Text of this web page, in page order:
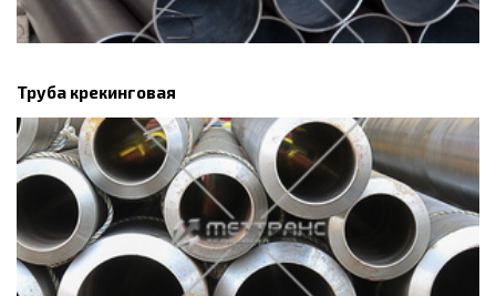
Труба крекинговая